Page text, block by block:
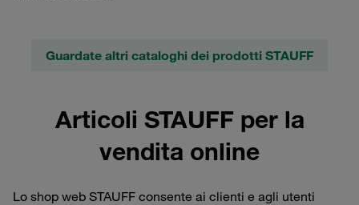
Guardate altri cataloghi dei prodotti STAUFF
Articoli STAUFF per la
vendita online
Lo shop web STAUFF consente ai clienti e agli utenti